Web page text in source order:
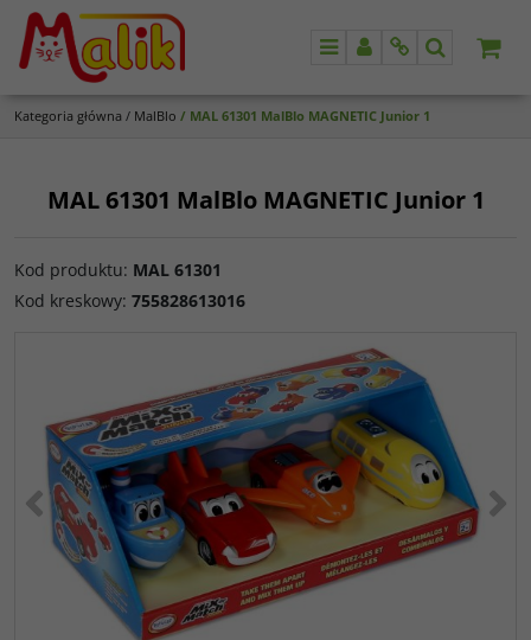
MenuPanelInfoSzukaj
Kategoria główna / MalBlo / MAL 61301 MalBlo MAGNETIC Junior 1
MAL 61301 MalBlo MAGNETIC Junior 1
Kod produktu: MAL 61301
Kod kreskowy: 755828613016
<